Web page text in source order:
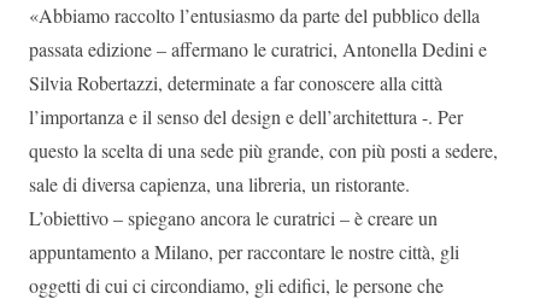
«Abbiamo raccolto l’entusiasmo da parte del pubblico della
passata edizione – affermano le curatrici, Antonella Dedini e
Silvia Robertazzi, determinate a far conoscere alla città
l’importanza e il senso del design e dell’architettura -. Per
questo la scelta di una sede più grande, con più posti a sedere,
sale di diversa capienza, una libreria, un ristorante.
L’obiettivo – spiegano ancora le curatrici – è creare un
appuntamento a Milano, per raccontare le nostre città, gli
oggetti di cui ci circondiamo, gli edifici, le persone che